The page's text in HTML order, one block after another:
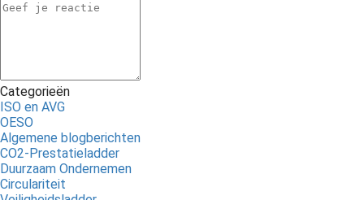
Categorieën
ISO en AVG
OESO
Algemene blogberichten
CO2-Prestatieladder
Duurzaam Ondernemen
Circulariteit